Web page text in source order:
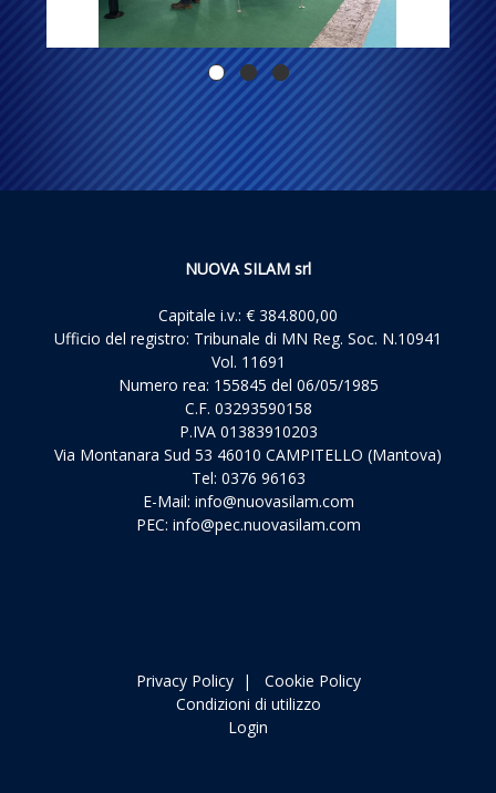
NUOVA SILAM srl
Capitale i.v.: € 384.800,00
Ufficio del registro: Tribunale di MN Reg. Soc. N.10941
Vol. 11691
Numero rea: 155845 del 06/05/1985
C.F. 03293590158
P.IVA 01383910203
Via Montanara Sud 53 46010 CAMPITELLO (Mantova)
Tel: 0376 96163
E-Mail: info@nuovasilam.com
PEC: info@pec.nuovasilam.com
Privacy Policy| Cookie Policy
Condizioni di utilizzo
Login